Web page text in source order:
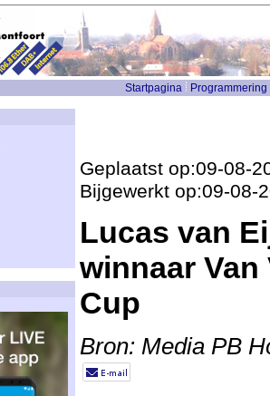
Startpagina Programmering
Geplaatst op:09-08-
Bijgewerkt op:09-08-
Lucas van
winnaar
Cup
Bron: Media PB